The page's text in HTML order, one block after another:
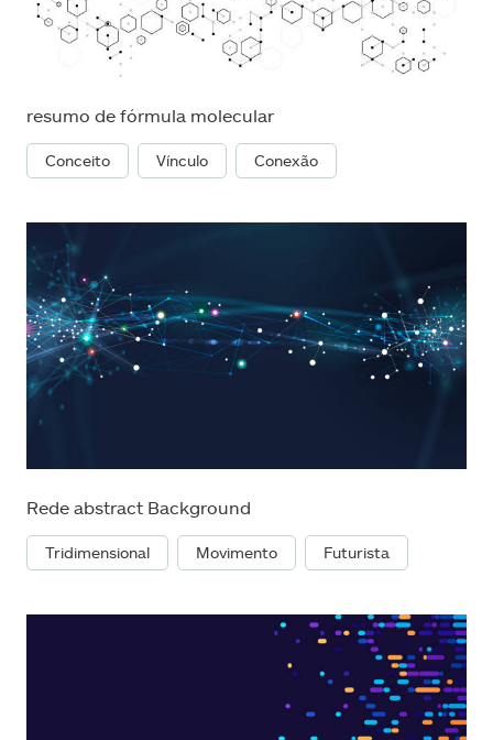
resumo de fórmula molecular
Conceito Vínculo Conexão
Rede abstract Background
Tridimensional Movimento Futurista